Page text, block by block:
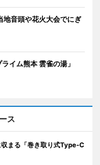
音頭や花火大会でにぎ
ライム熊本 雲雀の湯」
ス
収まる「巻き取り式Type-C